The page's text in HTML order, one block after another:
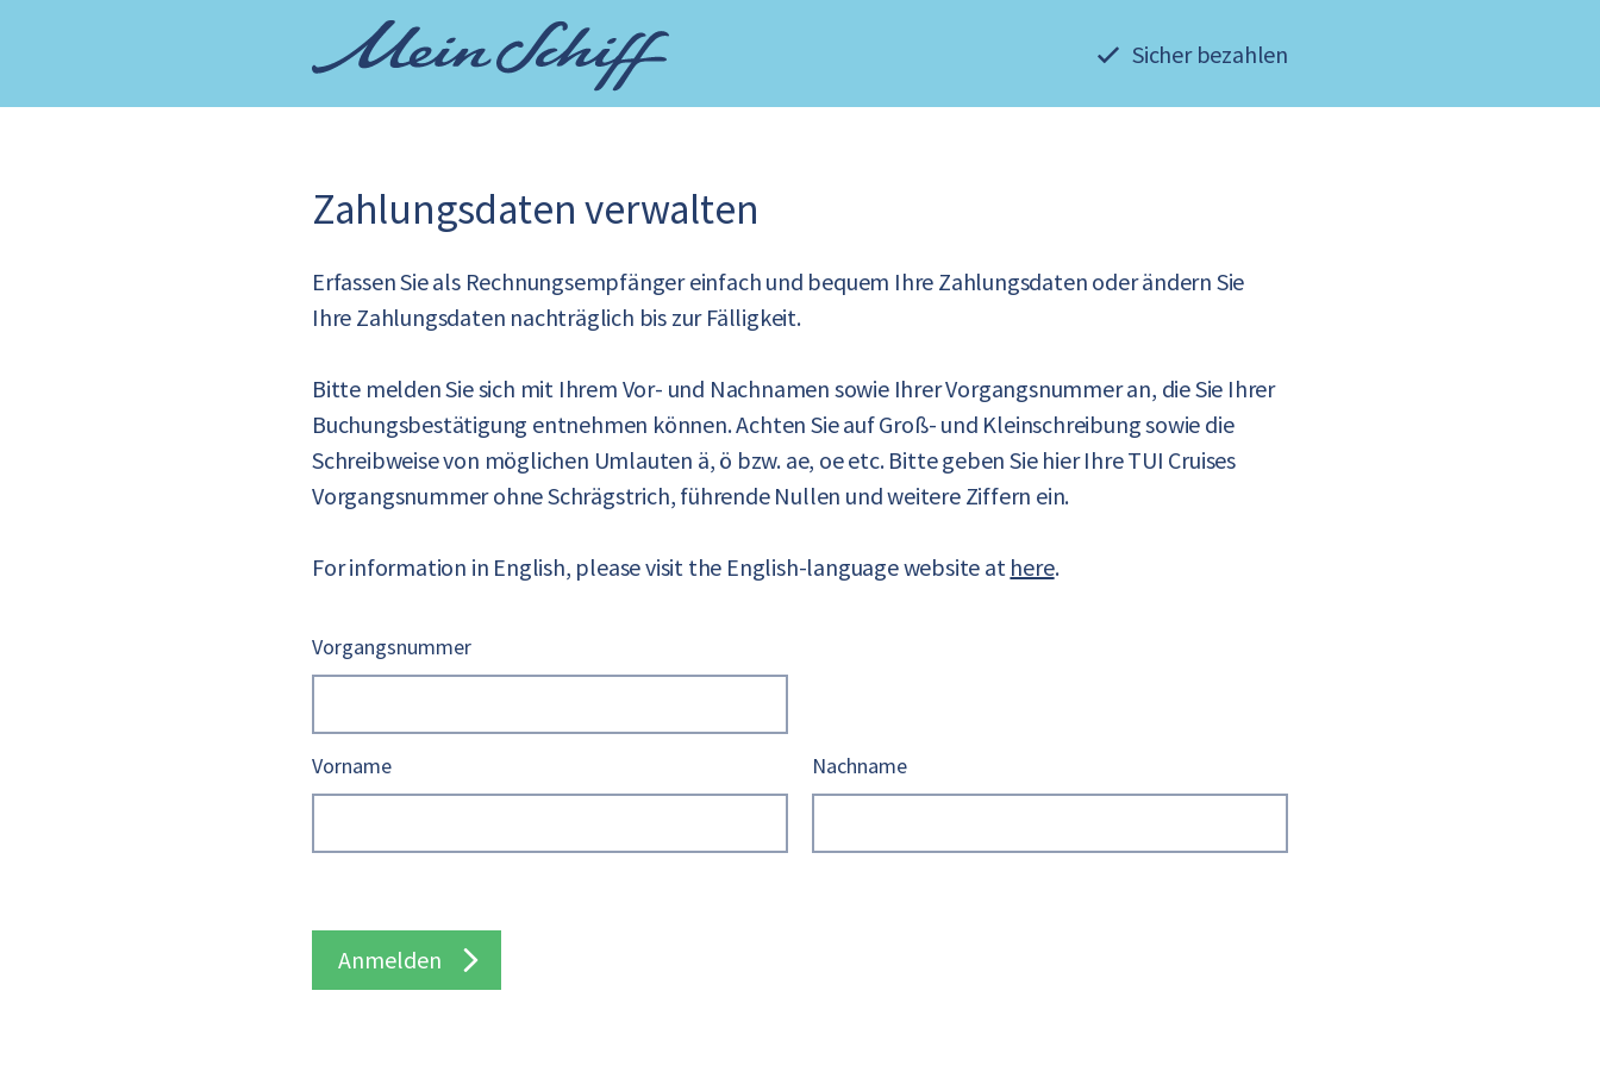
Sicher bezahlen
Zahlungsdaten verwalten
Erfassen Sie als Rechnungsempfänger einfach und bequem Ihre Zahlungsdaten oder ändern Sie
Ihre Zahlungsdaten nachträglich bis zur Fälligkeit.
Bitte melden Sie sich mit Ihrem Vor- und Nachnamen sowie Ihrer Vorgangsnummer an, die Sie Ihrer
Buchungsbestätigung entnehmen können. Achten Sie auf Groß- und Kleinschreibung sowie die
Schreibweise von möglichen Umlauten ä, ö bzw. ae, oe etc. Bitte geben Sie hier Ihre TUI Cruises
Vorgangsnummer ohne Schrägstrich, führende Nullen und weitere Ziffern ein.
For information in English, please visit the English-language website at here.
Vorgangsnummer
Vorname Nachname
Anmelden